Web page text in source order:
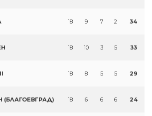
18 9 7 2 34
18 10 3 5 33
18 8 5 5 29
(БЛАГОЕВГРАД) 18 6 6 6 24